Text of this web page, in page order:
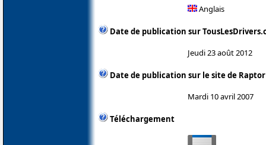
Anglais
Date de publication sur
Jeudi 23 août 2012
Date de publication sur le site de
Mardi 10 avril 2007
Téléchargement